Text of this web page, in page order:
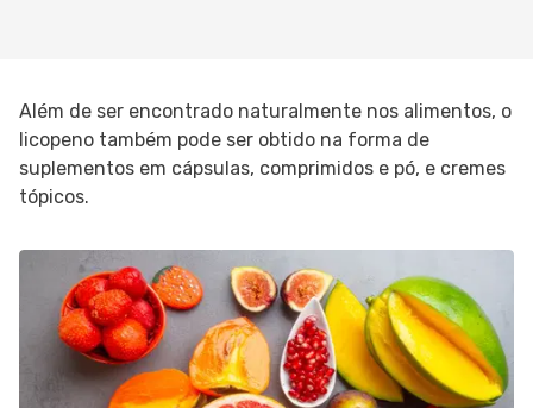
Além de ser encontrado naturalmente nos alimentos, o
licopeno também pode ser obtido na forma de
suplementos em cápsulas, comprimidos e pó, e cremes
tópicos.